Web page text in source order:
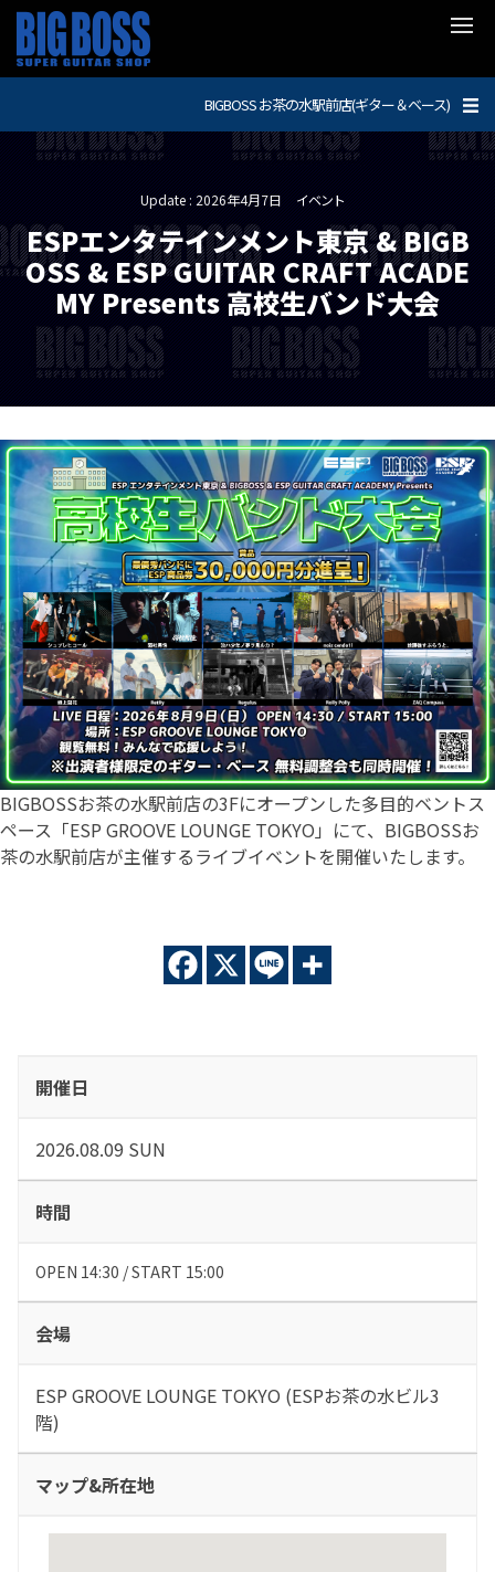
Update : 2026年4月7日 イベント
ESPエンタテインメント東京 & BIGB
OSS & ESP GUITAR CRAFT ACADE
MY Presents 高校生バンド大会
BIGBOSS お茶の水駅前店(ギター＆ベース)
BIGBOSSお茶の水駅前店の3Fにオープンした多目的ベントス
ペース「ESP GROOVE LOUNGE TOKYO」にて、BIGBOSSお
茶の水駅前店が主催するライブイベントを開催いたします。
開催日
2026.08.09 SUN
時間
OPEN 14:30 / START 15:00
会場
ESP GROOVE LOUNGE TOKYO (ESPお茶の水ビル3
階)
マップ&所在地